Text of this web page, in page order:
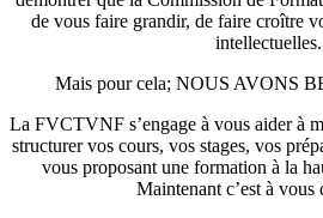
de vous faire grandir, de faire croître
intellectuelles.
Mais pour cela; NOUS AVONS
La FVCTVNF s’engage à vous aider à
structurer vos cours, vos stages, vos
vous proposant une formation à la
Maintenant c’est à